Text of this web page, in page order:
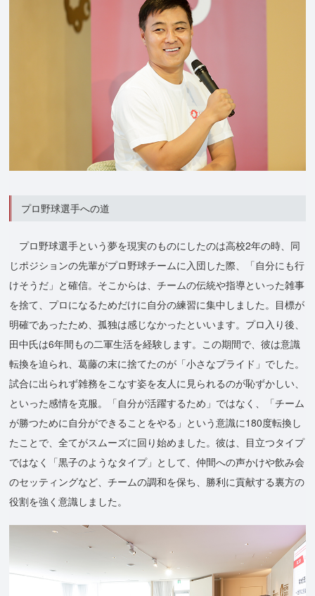
プロ野球選手への道
プロ野球選手という夢を現実のものにしたのは高校2年の時、同
じポジションの先輩がプロ野球チームに入団した際、「自分にも行
けそうだ」と確信。そこからは、チームの伝統や指導といった雑事
を捨て、プロになるためだけに自分の練習に集中しました。目標が
明確であったため、孤独は感じなかったといいます。プロ入り後、
田中氏は6年間もの二軍生活を経験します。この期間で、彼は意識
転換を迫られ、葛藤の末に捨てたのが「小さなプライド」でした。
試合に出られず雑務をこなす姿を友人に見られるのが恥ずかしい、
といった感情を克服。「自分が活躍するため」ではなく、「チーム
が勝つために自分ができることをやる」という意識に180度転換し
たことで、全てがスムーズに回り始めました。彼は、目立つタイプ
ではなく「黒子のようなタイプ」として、仲間への声かけや飲み会
のセッティングなど、チームの調和を保ち、勝利に貢献する裏方の
役割を強く意識しました。